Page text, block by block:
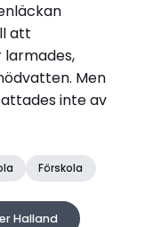
att
Men
inte av
Förskola
Halland